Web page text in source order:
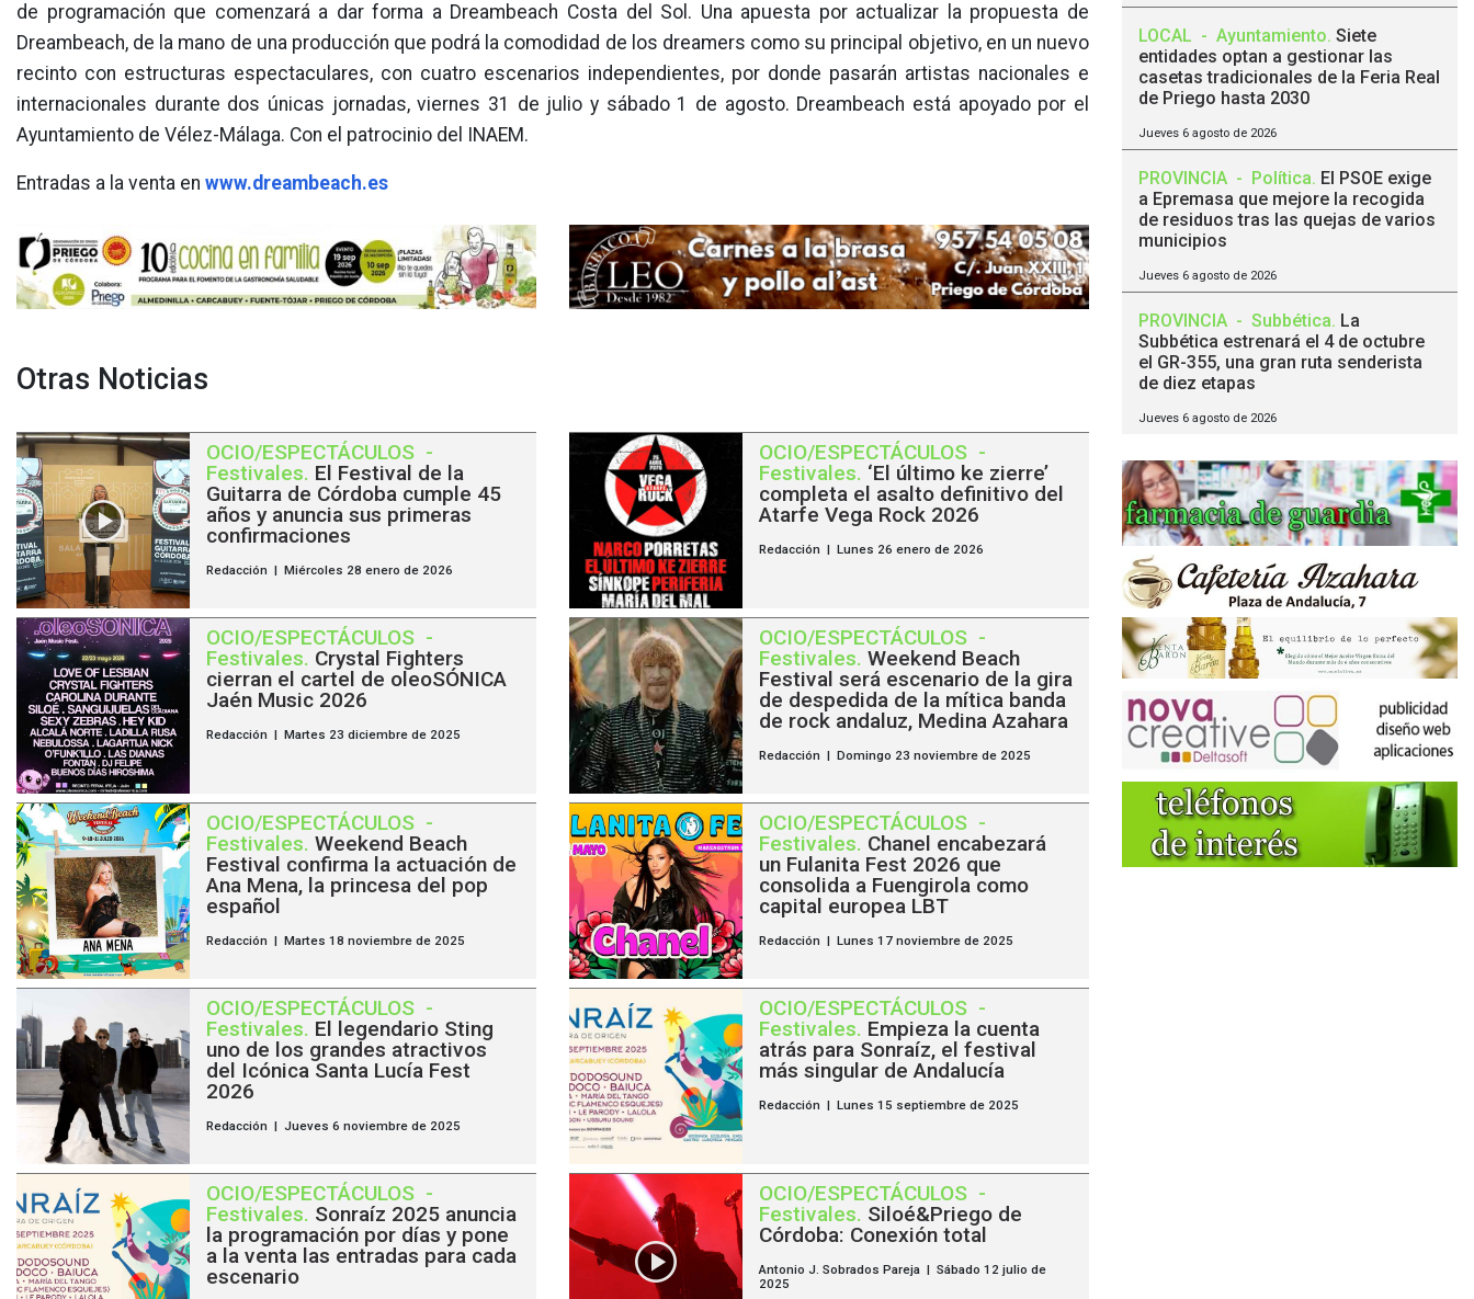
de programación que comenzará a dar forma a Dreambeach Costa del Sol. Una apuesta por actualizar la propuesta de
Dreambeach, de la mano de una producción que podrá la comodidad de los dreamers como su principal objetivo, en un nuevo
recinto con estructuras espectaculares, con cuatro escenarios independientes, por donde pasarán artistas nacionales e
internacionales durante dos únicas jornadas, viernes 31 de julio y sábado 1 de agosto. Dreambeach está apoyado por el
Ayuntamiento de Vélez-Málaga. Con el patrocinio del INAEM.
Entradas a la venta en www.dreambeach.es
Otras Noticias
OCIO/ESPECTÁCULOS -
Festivales. El Festival de la
Guitarra de Córdoba cumple 45
años y anuncia sus primeras
confirmaciones
Redacción | Miércoles 28 enero de 2026
OCIO/ESPECTÁCULOS -
Festivales. ‘El último ke zierre’
completa el asalto definitivo del
Atarfe Vega Rock 2026
Redacción | Lunes 26 enero de 2026
OCIO/ESPECTÁCULOS -
Festivales. Crystal Fighters
cierran el cartel de oleoSÓNICA
Jaén Music 2026
Redacción | Martes 23 diciembre de 2025
OCIO/ESPECTÁCULOS -
Festivales. Weekend Beach
Festival será escenario de la gira
de despedida de la mítica banda
de rock andaluz, Medina Azahara
Redacción | Domingo 23 noviembre de 2025
OCIO/ESPECTÁCULOS -
Festivales. Weekend Beach
Festival confirma la actuación de
Ana Mena, la princesa del pop
español
Redacción | Martes 18 noviembre de 2025
OCIO/ESPECTÁCULOS -
Festivales. Chanel encabezará
un Fulanita Fest 2026 que
consolida a Fuengirola como
capital europea LBT
Redacción | Lunes 17 noviembre de 2025
OCIO/ESPECTÁCULOS -
Festivales. El legendario Sting
uno de los grandes atractivos
del Icónica Santa Lucía Fest
2026
Redacción | Jueves 6 noviembre de 2025
OCIO/ESPECTÁCULOS -
Festivales. Empieza la cuenta
atrás para Sonraíz, el festival
más singular de Andalucía
Redacción | Lunes 15 septiembre de 2025
OCIO/ESPECTÁCULOS -
Festivales. Sonraíz 2025 anuncia
la programación por días y pone
a la venta las entradas para cada
escenario
OCIO/ESPECTÁCULOS -
Festivales. Siloé&Priego de
Córdoba: Conexión total
Antonio J. Sobrados Pareja | Sábado 12 julio de
2025
LOCAL - Ayuntamiento. Siete
entidades optan a gestionar las
casetas tradicionales de la Feria Real
de Priego hasta 2030
Jueves 6 agosto de 2026
PROVINCIA - Política. El PSOE exige
a Epremasa que mejore la recogida
de residuos tras las quejas de varios
municipios
Jueves 6 agosto de 2026
PROVINCIA - Subbética. La
Subbética estrenará el 4 de octubre
el GR-355, una gran ruta senderista
de diez etapas
Jueves 6 agosto de 2026